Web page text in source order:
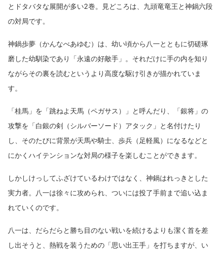
とドタバタな展開が多い2巻。見どころは、九頭竜竜王と神鍋六段
の対局です。
神鍋歩夢（かんなべあゆむ）は、幼い頃から八一とともに切磋琢
磨した幼馴染であり「永遠の好敵手」。それだけに手の内を知り
ながらその裏を読むというより高度な駆け引きが描かれていま
す。
「桂馬」を「跳ねよ天馬（ペガサス）」と呼んだり、「銀将」の
攻撃を「白銀の剣（シルバーソード）アタック」と名付けたり
し、そのたびに背景が天馬や騎士、歩兵（足軽風）になるなどと
にかくハイテンションな対局の様子を楽しむことができます。
しかしけっしてふざけているわけではなく、神鍋はれっきとした
実力者。八一は徐々に攻められ、ついには投了手前まで追い込ま
れていくのです。
八一は、だらだらと勝ち目のない戦いを続けるよりも潔く首を差
し出そうと、熱戦を装うための「思い出王手」を打ちますが、い